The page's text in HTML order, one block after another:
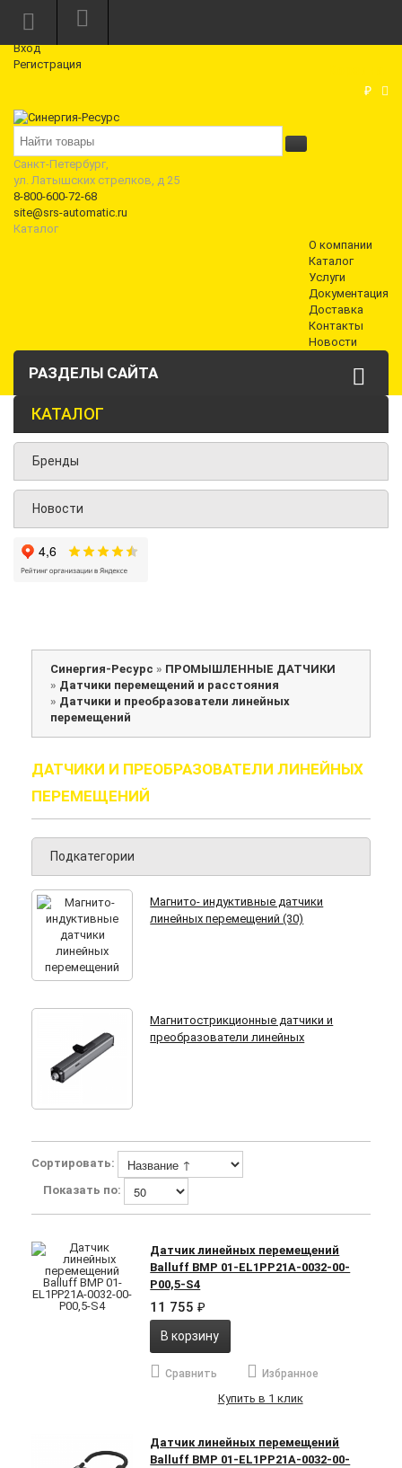
Режим работы: Пн—Пт: 10:00—18:00
Вход
Регистрация
₽
Санкт-Петербург,
ул. Латышских стрелков, д 25
8-800-600-72-68
site@srs-automatic.ru
Каталог
О компании
Каталог
Услуги
Документация
Доставка
Контакты
Новости
РАЗДЕЛЫ САЙТА
КАТАЛОГ
Бренды
Новости
Синергия-Ресурс » ПРОМЫШЛЕННЫЕ ДАТЧИКИ
» Датчики перемещений и расстояния
» Датчики и преобразователи линейных
перемещений
ДАТЧИКИ И ПРЕОБРАЗОВАТЕЛИ ЛИНЕЙНЫХ
ПЕРЕМЕЩЕНИЙ
Подкатегории
Магнито- индуктивные датчики
линейных перемещений (30)
Магнитострикционные датчики и
преобразователи линейных
Сортировать:
Показать по:
Датчик линейных перемещений
Balluff BMP 01-EL1PP21A-0032-00-
P00,5-S4
11 755₽
В корзину
Сравнить Избранное
Купить в 1 клик
Датчик линейных перемещений
Balluff BMP 01-EL1PP21A-0032-00-